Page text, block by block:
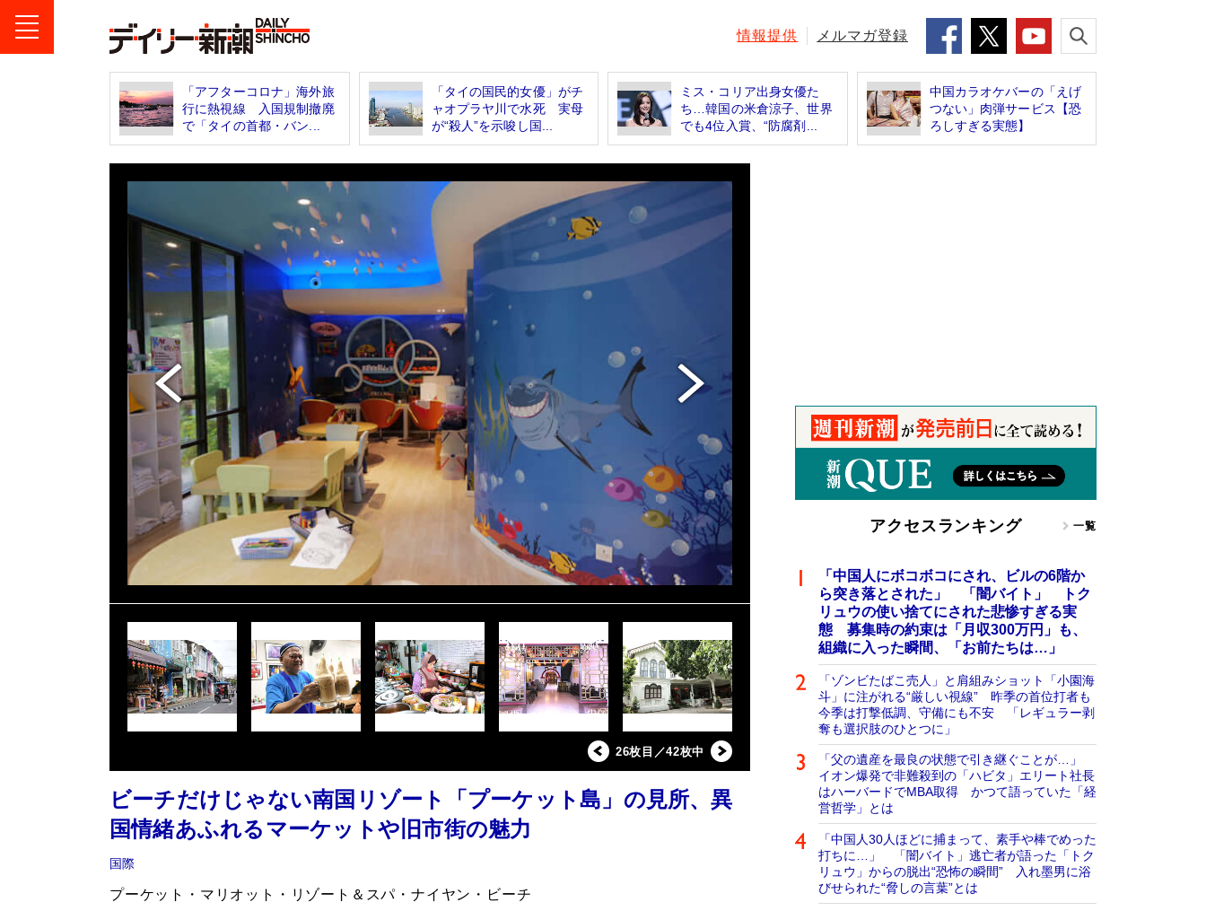
情報提供 メルマガ登録
「アフターコロナ」海外旅
行に熱視線 入国規制撤廃
で「タイの首都・バン...
「タイの国民的女優」がチ
ャオプラヤ川で水死 実母
が“殺人”を示唆し国...
ミス・コリア出身女優た
ち…韓国の米倉涼子、世界
でも4位入賞、“防腐剤...
中国カラオケバーの「えげ
つない」肉弾サービス【恐
ろしすぎる実態】
26枚目／42枚中
ビーチだけじゃない南国リゾート「プーケット島」の見所、異
国情緒あふれるマーケットや旧市街の魅力
国際
プーケット・マリオット・リゾート＆スパ・ナイヤン・ビーチ
アクセスランキング 一覧
「中国人にボコボコにされ、ビルの6階か
ら突き落とされた」 「闇バイト」 トク
リュウの使い捨てにされた悲惨すぎる実
態 募集時の約束は「月収300万円」も、
組織に入った瞬間、「お前たちは…」
「ゾンビたばこ売人」と肩組みショット「小園海
斗」に注がれる“厳しい視線” 昨季の首位打者も
今季は打撃低調、守備にも不安 「レギュラー剥
奪も選択肢のひとつに」
「父の遺産を最良の状態で引き継ぐことが…」
イオン爆発で非難殺到の「ハビタ」エリート社長
はハーバードでMBA取得 かつて語っていた「経
営哲学」とは
「中国人30人ほどに捕まって、素手や棒でめった
打ちに…」 「闇バイト」逃亡者が語った「トク
リュウ」からの脱出“恐怖の瞬間” 入れ墨男に浴
びせられた“脅しの言葉”とは